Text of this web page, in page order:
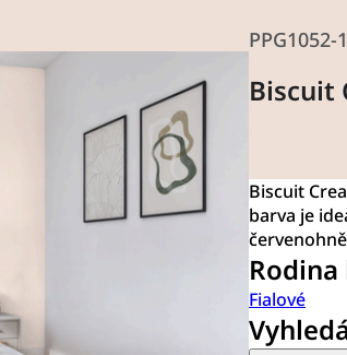
PPG1052-1
Biscuit
Biscuit
barva je
Fialové